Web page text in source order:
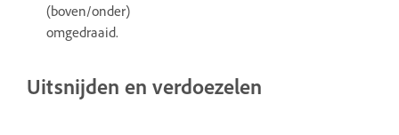
(boven/onder)
omgedraaid.
Uitsnijden en verdoezelen